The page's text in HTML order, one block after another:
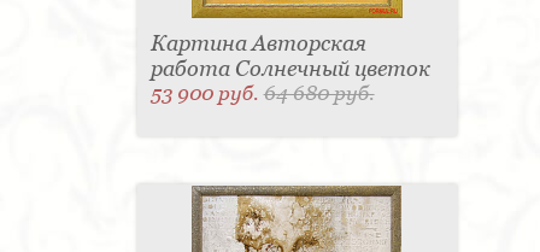
Картина Авторская
работа Солнечный цветок
53 900 руб.64 680 руб.